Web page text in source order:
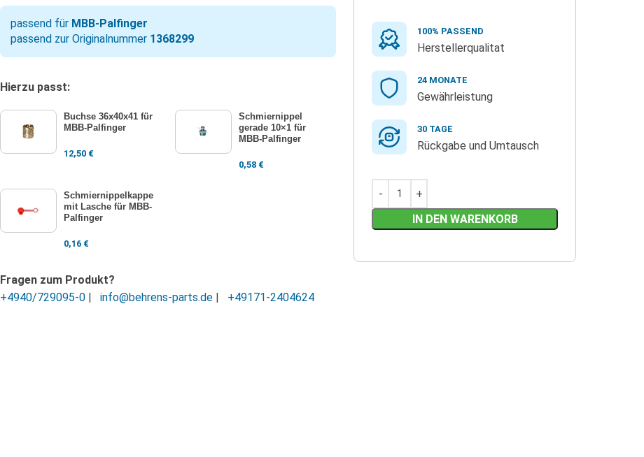
passend für MBB-Palfinger
passend zur Originalnummer 1368299
Hierzu passt:
Buchse 36x40x41 für
MBB-Palfinger
12,50 €
Schmiernippel
gerade 10×1 für
MBB-Palfinger
0,58 €
Schmiernippelkappe
mit Lasche für MBB-
Palfinger
0,16 €
Fragen zum Produkt?
+4940/729095-0 | info@behrens-parts.de | +49171-2404624
100% PASSEND
Herstellerqualitat
24 MONATE
Gewährleistung
30 TAGE
Rückgabe und Umtausch
IN DEN WARENKORB